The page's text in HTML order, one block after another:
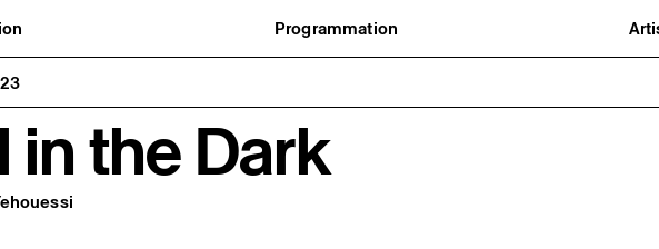
Programmation
gouvernance
et réseaux
professionnelle
nous soutenir
d'activité
pratiques
Agenda : en cours et à venir
Programmation éditoriale
Médiation
Publics associés
Les Nouveaux Commanditaires
in the Dark